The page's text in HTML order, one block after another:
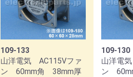
変換アダプター
圧着工具
変換アダプター
高圧コネクター
RCAコネクター
F型コネクター
変換コネクター
RCAコネクター
6.3Φコネクター
3.5Φコネクター
RCAコネクター
6.3Φコネクター
3.5Φコネクター
109-133
山洋電気 AC115Vファ
ン 60mm角 38mm厚
109-130
山洋電
ン